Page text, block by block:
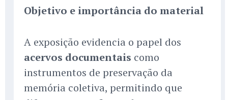
Objetivo e importância do material
A exposição evidencia o papel dos
acervos documentais como
instrumentos de preservação da
memória coletiva, permitindo que